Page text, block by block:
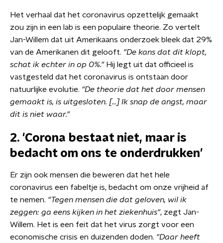
Het verhaal dat het coronavirus opzettelijk gemaakt
zou zijn in een lab is een populaire theorie. Zo vertelt
Jan-Willem dat uit Amerikaans onderzoek bleek dat 29%
van de Amerikanen dit gelooft. "De kans dat dit klopt,
schat ik echter in op 0%."Hij legt uit dat officieel is
vastgesteld dat het coronavirus is ontstaan door
natuurlijke evolutie. "De theorie dat het door mensen
gemaakt is, is uitgesloten. [...] Ik snap de angst, maar
dit is niet waar."
2. 'Corona bestaat niet, maar is
bedacht om ons te onderdrukken'
Er zijn ook mensen die beweren dat het hele
coronavirus een fabeltje is, bedacht om onze vrijheid af
te nemen. "Tegen mensen die dat geloven, wil ik
zeggen: ga eens kijken in het ziekenhuis", zegt Jan-
Willem. Het is een feit dat het virus zorgt voor een
economische crisis en duizenden doden. "Daar heeft